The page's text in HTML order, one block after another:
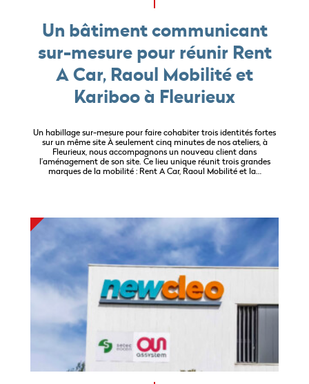
Un bâtiment communicant
sur-mesure pour réunir Rent
A Car, Raoul Mobilité et
Kariboo à Fleurieux
Un habillage sur-mesure pour faire cohabiter trois identités fortes
sur un même site À seulement cinq minutes de nos ateliers, à
Fleurieux, nous accompagnons un nouveau client dans
l’aménagement de son site. Ce lieu unique réunit trois grandes
marques de la mobilité : Rent A Car, Raoul Mobilité et la…